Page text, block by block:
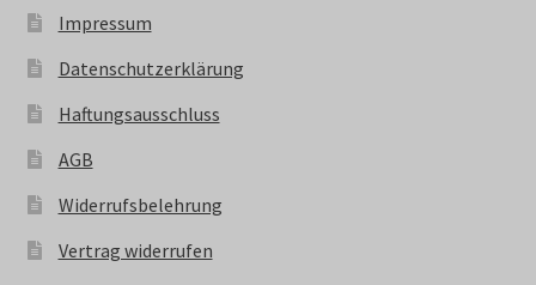
Impressum
Datenschutzerklärung
Haftungsausschluss
AGB
Widerrufsbelehrung
Vertrag widerrufen